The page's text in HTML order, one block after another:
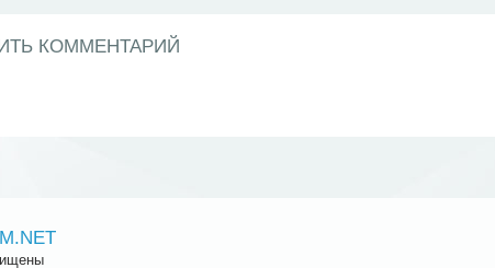
КОММЕНТАРИЙ